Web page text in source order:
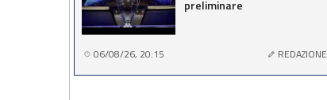
preliminare
06/08/26, 20:15 REDAZIONE